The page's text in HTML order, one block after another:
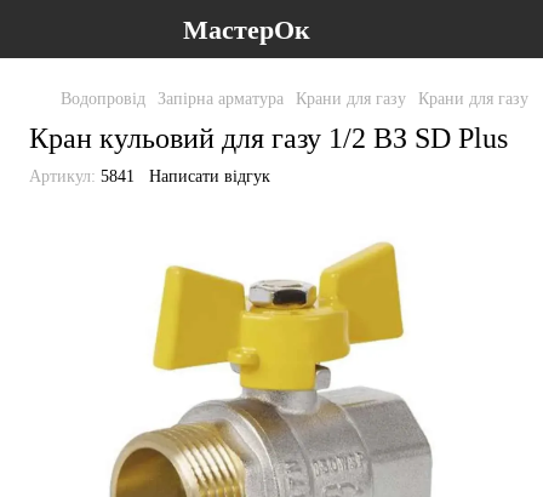
МастерОк
Водопровід Запірна арматура Крани для газу Крани для газу
Кран кульовий для газу 1/2 ВЗ SD Plus
Артикул: 5841 Написати відгук